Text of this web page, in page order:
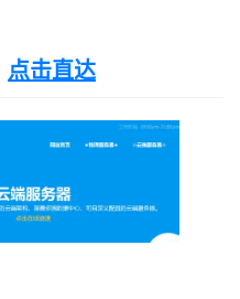
点击直达